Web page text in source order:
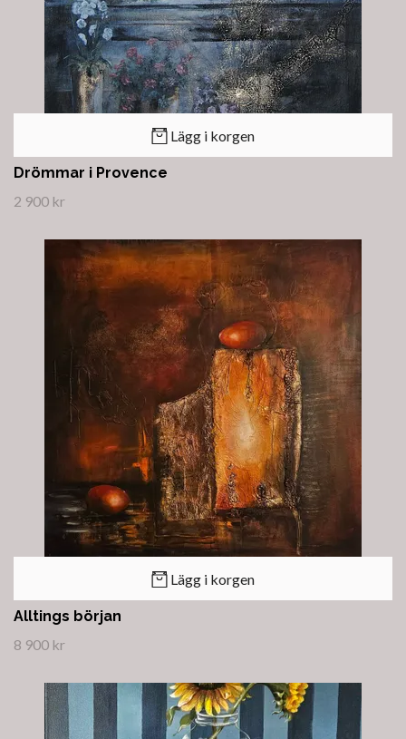
Lägg i korgen
Drömmar i Provence
2 900 kr
Lägg i korgen
Alltings början
8 900 kr